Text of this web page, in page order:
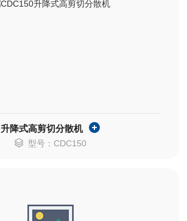
升降式高剪切分散机
型号：CDC150